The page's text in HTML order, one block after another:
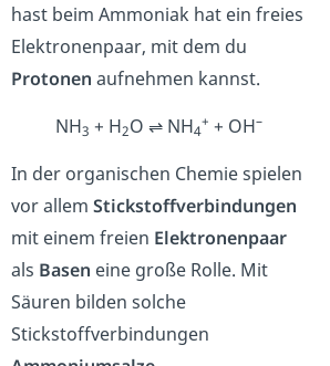
hast beim Ammoniak hat ein freies
Elektronenpaar, mit dem du
Protonen aufnehmen kannst.
NH3 + H2O ⇌ NH4
+ + OH–
In der organischen Chemie spielen
vor allem Stickstoffverbindungen
mit einem freien Elektronenpaar
als Basen eine große Rolle. Mit
Säuren bilden solche
Stickstoffverbindungen